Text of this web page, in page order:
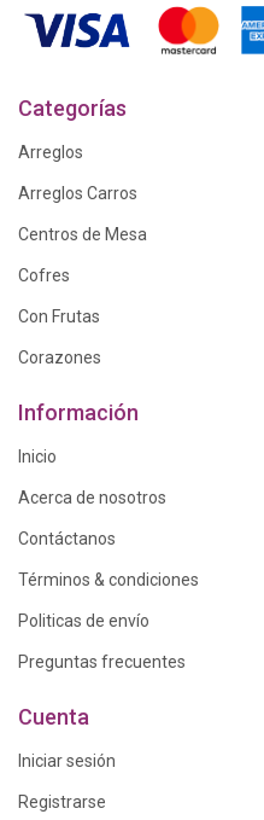
Categorías
Arreglos
Arreglos Carros
Centros de Mesa
Cofres
Con Frutas
Corazones
Información
Inicio
Acerca de nosotros
Contáctanos
Términos & condiciones
Politicas de envío
Preguntas frecuentes
Cuenta
Iniciar sesión
Registrarse